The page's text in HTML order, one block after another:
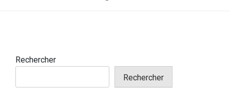
Rechercher
Rechercher